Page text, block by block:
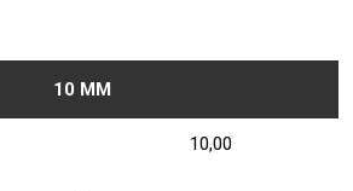
10 ММ
10,00